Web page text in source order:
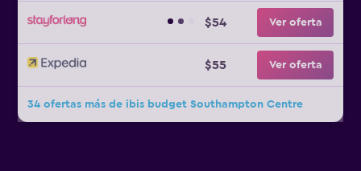
$54 Ver oferta
$55 Ver oferta
34 ofertas más de ibis budget Southampton Centre